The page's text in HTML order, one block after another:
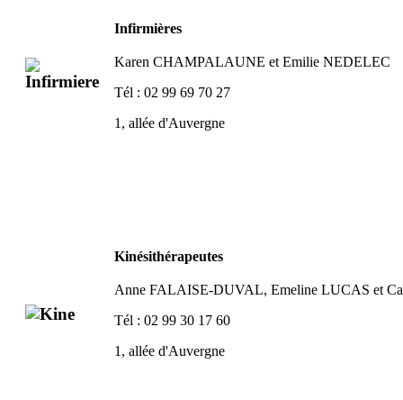
Infirmières
Karen CHAMPALAUNE et Emilie NEDELEC
Tél : 02 99 69 70 27
1, allée d'Auvergne
Kinésithérapeutes
Anne FALAISE-DUVAL, Emeline LUCAS et
Tél : 02 99 30 17 60
1, allée d'Auvergne